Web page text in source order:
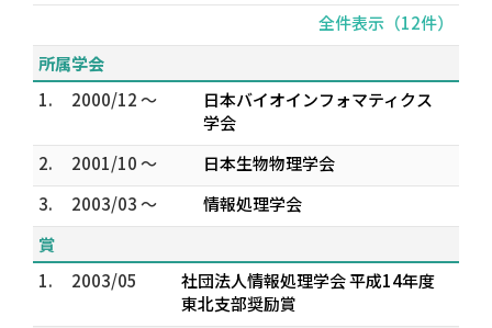
全件表示（12件）
所属学会
1.
2000/12 ～
日本バイオインフォマティクス
学会
2.
2001/10 ～
日本生物物理学会
3.
2003/03 ～
情報処理学会
賞
1.
2003/05
社団法人情報処理学会 平成14年度
東北支部奨励賞